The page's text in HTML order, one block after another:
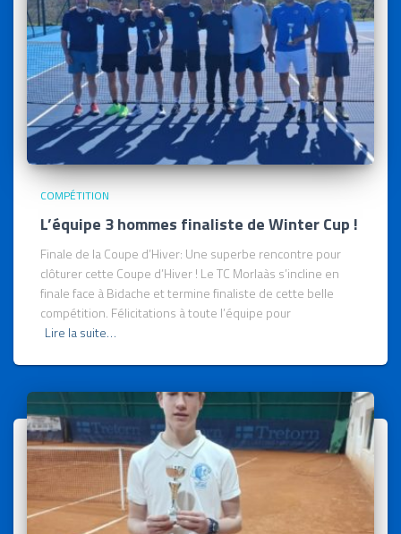
COMPÉTITION
L’équipe 3 hommes finaliste de Winter Cup !
Finale de la Coupe d’Hiver: Une superbe rencontre pour
clôturer cette Coupe d’Hiver ! Le TC Morlaàs s’incline en
finale face à Bidache et termine finaliste de cette belle
compétition. Félicitations à toute l’équipe pour
Lire la suite…